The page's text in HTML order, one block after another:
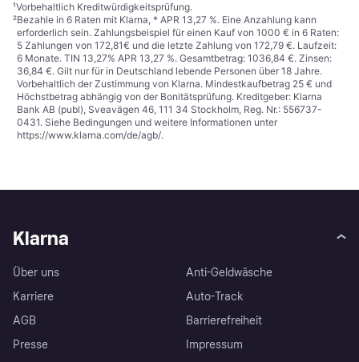
¹Vorbehaltlich Kreditwürdigkeitsprüfung.
²Bezahle in 6 Raten mit Klarna, * APR 13,27 %. Eine Anzahlung kann
erforderlich sein. Zahlungsbeispiel für einen Kauf von 1000 € in 6 Raten:
5 Zahlungen von 172,81€ und die letzte Zahlung von 172,79 €. Laufzeit:
6 Monate. TIN 13,27% APR 13,27 %. Gesamtbetrag: 1036,84 €. Zinsen:
36,84 €. Gilt nur für in Deutschland lebende Personen über 18 Jahre.
Vorbehaltlich der Zustimmung von Klarna. Mindestkaufbetrag 25 € und
Höchstbetrag abhängig von der Bonitätsprüfung. Kreditgeber: Klarna
Bank AB (publ), Sveavägen 46, 111 34 Stockholm, Reg. Nr.: 556737-
0431. Siehe Bedingungen und weitere Informationen unter
https://www.klarna.com/de/agb/.
Klarna
Über uns
Karriere
AGB
Presse
Anti-Geldwäsche
Auto-Track
Barrierefreiheit
Impressum